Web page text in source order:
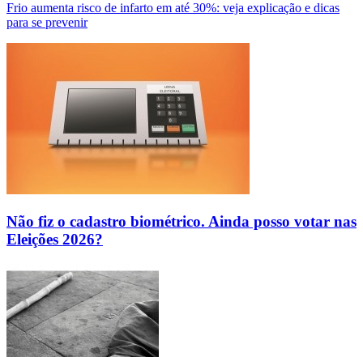
Frio aumenta risco de infarto em até 30%: veja explicação e dicas
para se prevenir
Não fiz o cadastro biométrico. Ainda posso votar nas
Eleições 2026?